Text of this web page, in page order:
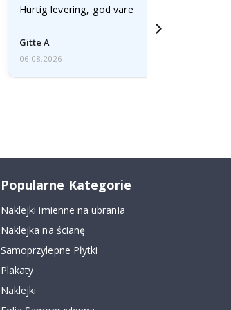
Hurtig levering, god vare
Gitte A
06.08.2026
Popularne Kategorie
Naklejki imienne na ubrania
Naklejka na ścianę
Samoprzylepne Płytki
Plakaty
Naklejki